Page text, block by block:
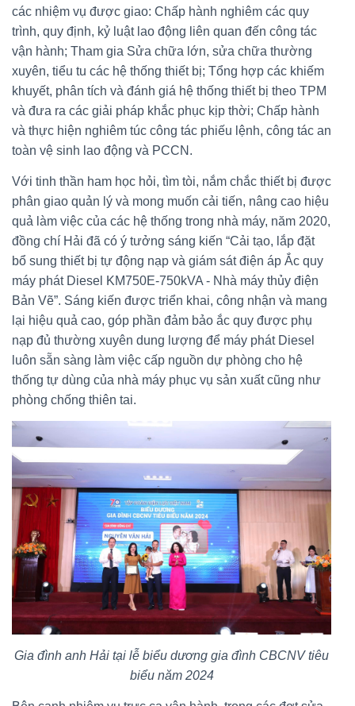
các nhiệm vụ được giao: Chấp hành nghiêm các quy
trình, quy định, kỷ luật lao động liên quan đến công tác
vận hành; Tham gia Sửa chữa lớn, sửa chữa thường
xuyên, tiểu tu các hệ thống thiết bị; Tổng hợp các khiếm
khuyết, phân tích và đánh giá hệ thống thiết bị theo TPM
và đưa ra các giải pháp khắc phục kịp thời; Chấp hành
và thực hiện nghiêm túc công tác phiếu lệnh, công tác an
toàn vệ sinh lao động và PCCN.
Với tinh thần ham học hỏi, tìm tòi, nắm chắc thiết bị được
phân giao quản lý và mong muốn cải tiến, nâng cao hiệu
quả làm việc của các hệ thống trong nhà máy, năm 2020,
đồng chí Hải đã có ý tưởng sáng kiến “Cải tạo, lắp đặt
bổ sung thiết bị tự động nạp và giám sát điện áp Ắc quy
máy phát Diesel KM750E-750kVA - Nhà máy thủy điện
Bản Vẽ”. Sáng kiến được triển khai, công nhận và mang
lại hiệu quả cao, góp phần đảm bảo ắc quy được phụ
nạp đủ thường xuyên dung lượng để máy phát Diesel
luôn sẵn sàng làm việc cấp nguồn dự phòng cho hệ
thống tự dùng của nhà máy phục vụ sản xuất cũng như
phòng chống thiên tai.
Gia đình anh Hải tại lễ biểu dương gia đình CBCNV tiêu
biểu năm 2024